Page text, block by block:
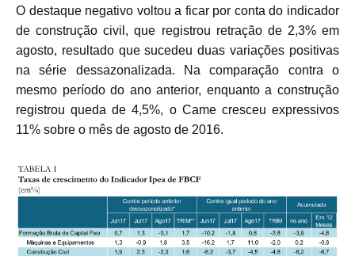
O destaque negativo voltou a ficar por conta do indicador
de construção civil, que registrou retração de 2,3% em
agosto, resultado que sucedeu duas variações positivas
na série dessazonalizada. Na comparação contra o
mesmo período do ano anterior, enquanto a construção
registrou queda de 4,5%, o Came cresceu expressivos
11% sobre o mês de agosto de 2016.